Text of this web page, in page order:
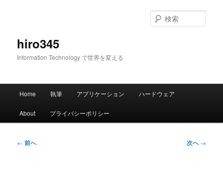
hiro345
Information Technology で世界を変える
索
メ
Home 執筆 アプリケーション ハードウェア
About プライバシーポリシー
投
← 前へ 次へ→